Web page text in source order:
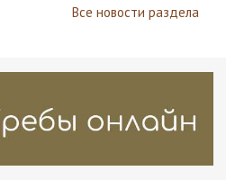
Все новости раздела